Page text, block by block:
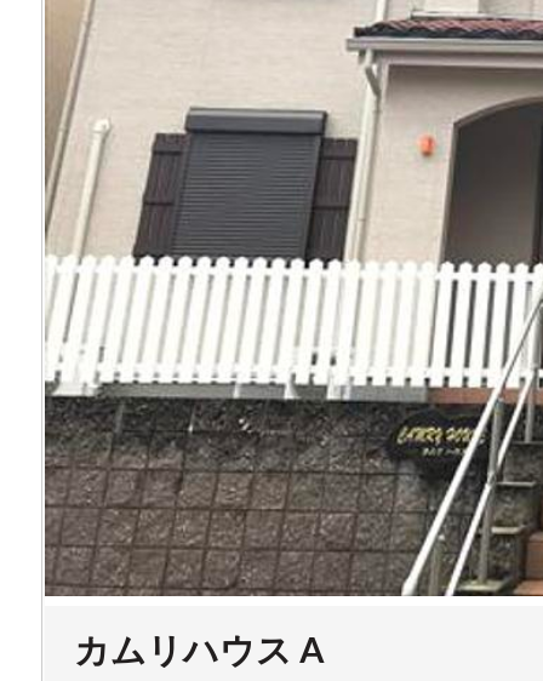
カムリハウス A